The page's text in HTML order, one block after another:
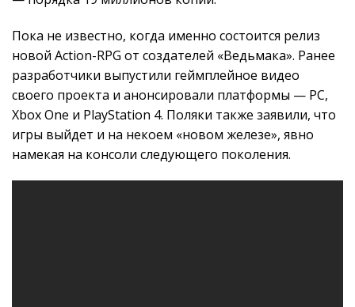
Пока не известно, когда именно состоится релиз
новой Action-RPG от создателей «Ведьмака». Ранее
разработчики выпустили геймплейное видео
своего проекта и анонсировали платформы — PC,
Xbox One и PlayStation 4. Поляки также заявили, что
игры выйдет и на некоем «новом железе», явно
намекая на консоли следующего поколения.